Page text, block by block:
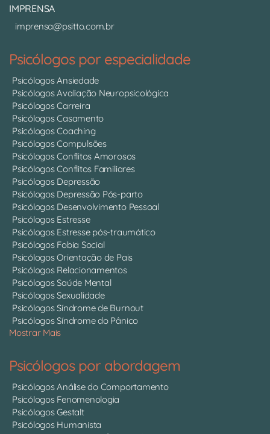
IMPRENSA
imprensa@psitto.com.br
Psicólogos por especialidade
Psicólogos Ansiedade
Psicólogos Avaliação Neuropsicológica
Psicólogos Carreira
Psicólogos Casamento
Psicólogos Coaching
Psicólogos Compulsões
Psicólogos Conflitos Amorosos
Psicólogos Conflitos Familiares
Psicólogos Depressão
Psicólogos Depressão Pós-parto
Psicólogos Desenvolvimento Pessoal
Psicólogos Estresse
Psicólogos Estresse pós-traumático
Psicólogos Fobia Social
Psicólogos Orientação de Pais
Psicólogos Relacionamentos
Psicólogos Saúde Mental
Psicólogos Sexualidade
Psicólogos Síndrome de Burnout
Psicólogos Síndrome do Pânico
Mostrar Mais
Psicólogos por abordagem
Psicólogos Análise do Comportamento
Psicólogos Fenomenologia
Psicólogos Gestalt
Psicólogos Humanista